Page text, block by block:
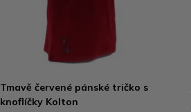
Tmavě červené pánské tričko s
knoflíčky Kolton